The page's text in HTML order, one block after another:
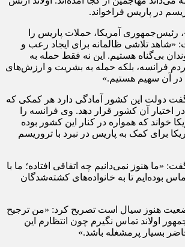
در پاریس فراخواند.
رئیس‌جمهوری آمریکا، حملات پاریس را
تلاشی ظالمانه برای ایجاد رعب و
بی‌گناه هستیم. این نه فقط حمله به
فرانسه، بلکه حمله به بشریت و ارزش‌های
آن سهیم هستیم.»
دولت این کشور آمادگی دارد هر کمکی که
اختیار آن کشور قرار دهد. وی فرانسه را
خواند که همواره در کنار این کشور بوده
برای کمک به پاریس در نبرد با تروریسم
«ما هنوز نمی‌دانیم چه اتفاقی افتاده؛ ما با
بوده‌ایم تا به خانواده‌های کشته‌شدگان
وضعیت هنوز سیال است تصریح کرد: «من ترجیح
اولاند تماس نگیرم چون انتظارم این
بسیار پرمشغله باشد.»